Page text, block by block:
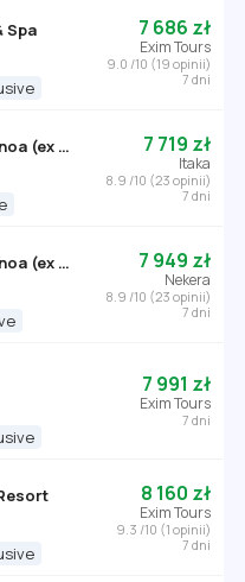
Spa
7 686 zł
Exim Tours
9.0 /10 (19 opinii)
7 dni
Sol by Melia Bali Benoa (ex Sol Beach House Benoa)
7 719 zł
Itaka
8.9 /10 (23 opinii)
7 dni
Sol by Melia Bali Benoa (ex Sol Beach House Benoa)
7 949 zł
Nekera
8.9 /10 (23 opinii)
7 dni
7 991 zł
Exim Tours
7 dni
8 160 zł
Exim Tours
9.3 /10 (1 opinii)
7 dni